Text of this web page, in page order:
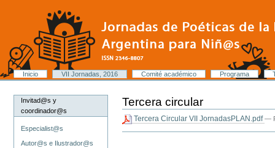
navegación
Secciones
Inicio VII Jornadas, 2016 Comité académico Programa
Herramientas
Invitad@s y
coordinador@s
Especialist@s
Autor@s e Ilustrador@s
Tercera circular
Tercera Circular VII JornadasPLAN.pdf—